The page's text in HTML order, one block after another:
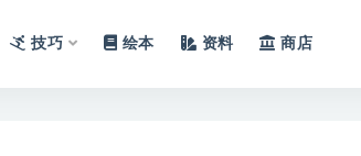
技巧 绘本 资料 商店